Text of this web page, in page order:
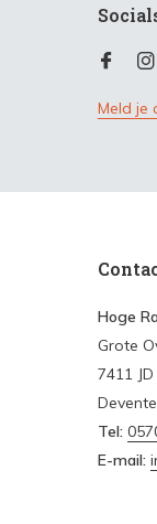
Meld je
Hoge
Grote
7411 JD
Tel:
E-mail: